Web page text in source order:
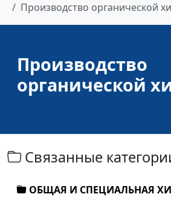
Производство органической
Производство
органической
Связанные
ОБЩАЯ И СПЕЦИАЛЬНАЯ